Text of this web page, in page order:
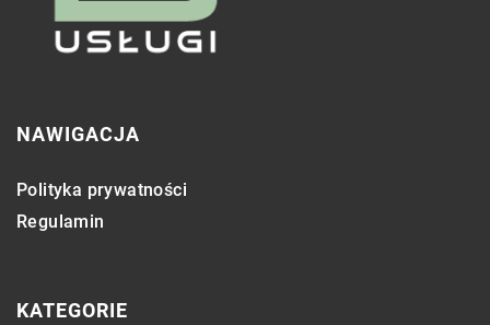
NAWIGACJA
Polityka prywatności
Regulamin
KATEGORIE